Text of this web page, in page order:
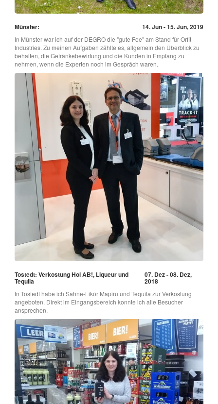
Münster: 14. Jun - 15. Jun, 2019
In Münster war ich auf der DEGRO die "gute Fee" am Stand für Orfit
Industries. Zu meinen Aufgaben zählte es, allgemein den Überblick zu
behalten, die Getränkebewirtung und die Kunden in Empfang zu
nehmen, wenn die Experten noch im Gespräch waren.
Tostedt: Verkostung Hol AB!, Liqueur und
Tequila
07. Dez - 08. Dez,
2018
In Tostedt habe ich Sahne-Likör Mapiru und Tequila zur Verkostung
angeboten. Direkt im Eingangsbereich konnte ich alle Besucher
ansprechen.